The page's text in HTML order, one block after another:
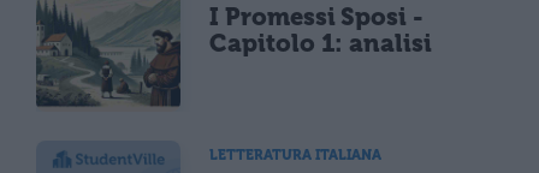
I Promessi Sposi -
Capitolo 1: analisi
LETTERATURA ITALIANA